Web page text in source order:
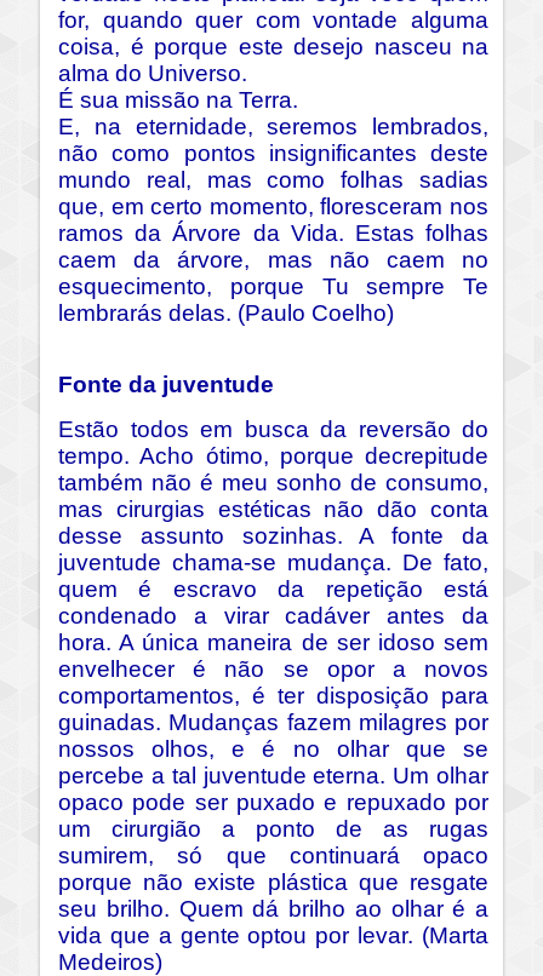
for, quando quer com vontade alguma
coisa, é porque este desejo nasceu na
alma do Universo.
É sua missão na Terra.
E, na eternidade, seremos lembrados,
não como pontos insignificantes deste
mundo real, mas como folhas sadias
que, em certo momento, floresceram nos
ramos da Árvore da Vida. Estas folhas
caem da árvore, mas não caem no
esquecimento, porque Tu sempre Te
lembrarás delas. (Paulo Coelho)
Fonte da juventude
Estão todos em busca da reversão do
tempo. Acho ótimo, porque decrepitude
também não é meu sonho de consumo,
mas cirurgias estéticas não dão conta
desse assunto sozinhas. A fonte da
juventude chama-se mudança. De fato,
quem é escravo da repetição está
condenado a virar cadáver antes da
hora. A única maneira de ser idoso sem
envelhecer é não se opor a novos
comportamentos, é ter disposição para
guinadas. Mudanças fazem milagres por
nossos olhos, e é no olhar que se
percebe a tal juventude eterna. Um olhar
opaco pode ser puxado e repuxado por
um cirurgião a ponto de as rugas
sumirem, só que continuará opaco
porque não existe plástica que resgate
seu brilho. Quem dá brilho ao olhar é a
vida que a gente optou por levar. (Marta
Medeiros)